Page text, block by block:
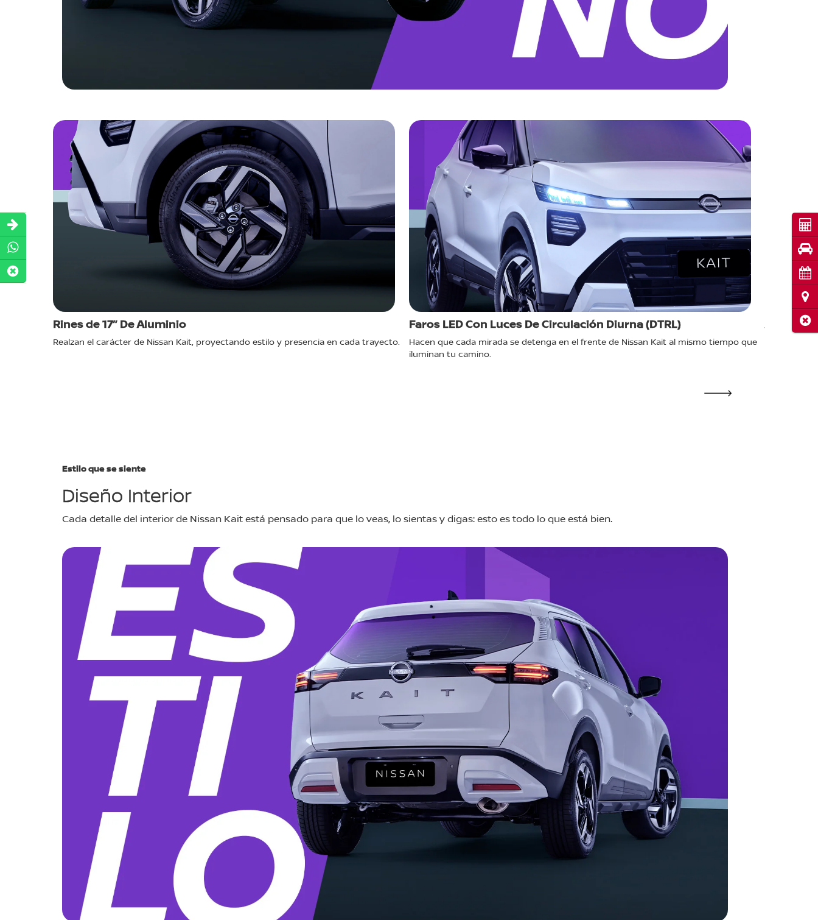
Rines de 17” De Aluminio
Realzan el carácter de Nissan Kait, proyectando estilo y presencia en cada trayecto.
Faros LED Con Luces De Circulación Diurna (DTRL)
Hacen que cada mirada se detenga en el frente de Nissan Kait al mismo tiempo que
iluminan tu camino.
Alerón
Estilo que se siente
Diseño Interior
Cada detalle del interior de Nissan Kait está pensado para que lo veas, lo sientas y digas: esto es todo lo que está bien.